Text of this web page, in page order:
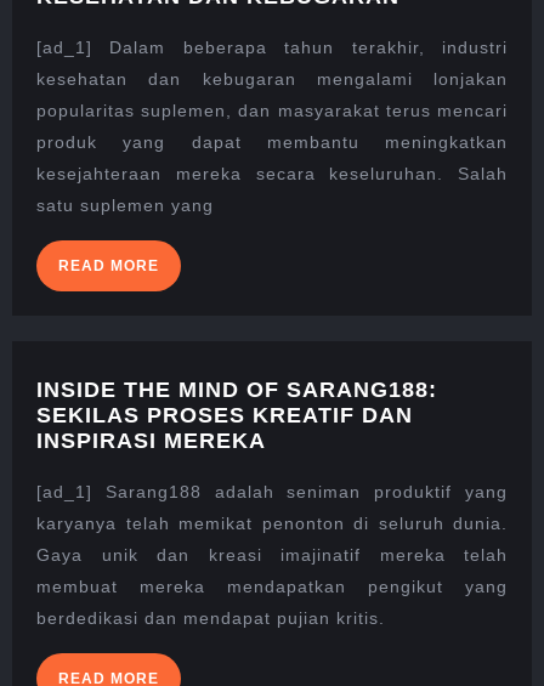
YANG
MENGUBAH
LANSKAP
KESEHATAN
DAN
[ad_1] Dalam beberapa tahun terakhir, industri
kesehatan dan kebugaran mengalami lonjakan
popularitas suplemen, dan masyarakat terus mencari
produk yang dapat membantu meningkatkan
kesejahteraan mereka secara keseluruhan. Salah
satu suplemen yang
READ MORE READ
MORE
INSIDE THE MIND OF SARANG188:
SEKILAS PROSES KREATIF DAN
INSPIRASI MEREKA
MIND
OF
SEKILAS
PROSES
KREATIF
[ad_1] Sarang188 adalah seniman produktif yang
karyanya telah memikat penonton di seluruh dunia.
Gaya unik dan kreasi imajinatif mereka telah
membuat mereka mendapatkan pengikut yang
berdedikasi dan mendapat pujian kritis.
READ MORE READ